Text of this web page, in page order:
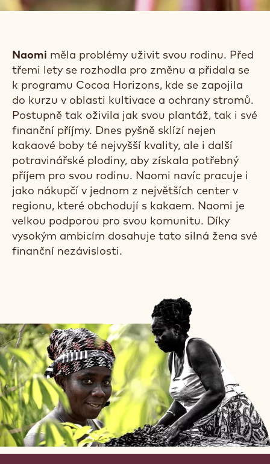
Naomi měla problémy uživit svou rodinu. Před
třemi lety se rozhodla pro změnu a přidala se
k programu Cocoa Horizons, kde se zapojila
do kurzu v oblasti kultivace a ochrany stromů.
Postupně tak oživila jak svou plantáž, tak i své
finanční příjmy. Dnes pyšně sklízí nejen
kakaové boby té nejvyšší kvality, ale i další
potravinářské plodiny, aby získala potřebný
příjem pro svou rodinu. Naomi navíc pracuje i
jako nákupčí v jednom z největších center v
regionu, které obchodují s kakaem. Naomi je
velkou podporou pro svou komunitu. Díky
vysokým ambicím dosahuje tato silná žena své
finanční nezávislosti.